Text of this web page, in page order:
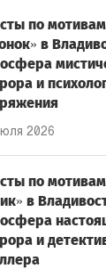
по
в
и
2026
по
в
и